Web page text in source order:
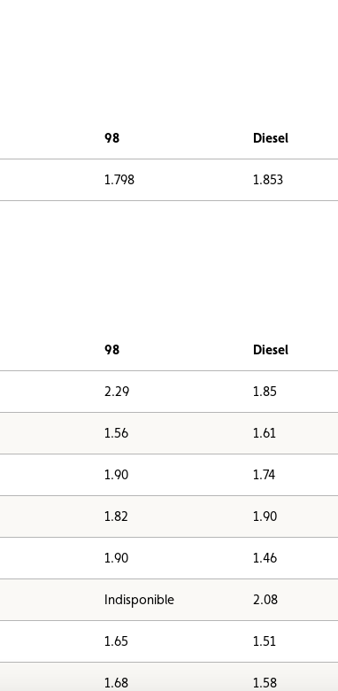
98 Diesel
1.798 1.853
98 Diesel
2.29 1.85
1.56 1.61
1.90 1.74
1.82 1.90
1.90 1.46
Indisponible 2.08
1.65 1.51
1.68 1.58